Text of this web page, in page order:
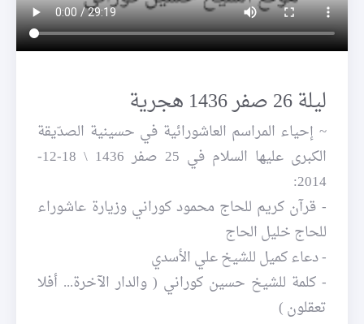
ليلة 26 صفر 1436 هجرية
~ إحياء المراسم العاشورائية في حسينية الصدّيقة
الكبرى عليها السلام في 25 صفر 1436 \ 18-12-
2014:
- قرآن كريم للحاج محمود كوراني وزيارة عاشوراء
للحاج خليل الحاج
- دعاء كميل للشيخ علي الأسدي
- كلمة للشيخ حسين كوراني ( والدار الآخرة... أفلا
تعقلون )